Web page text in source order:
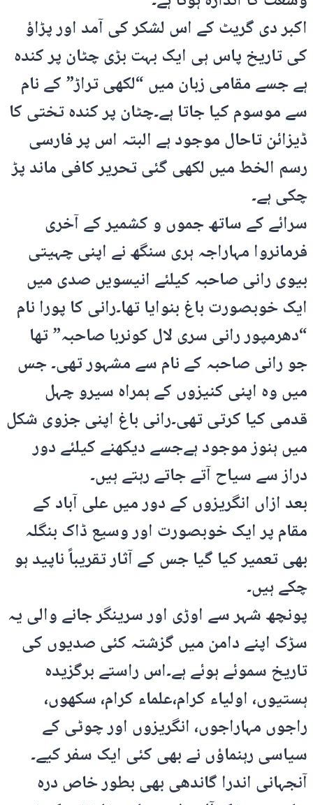
اکبر دی گریٹ کے اس لشکر کی آمد اور پڑاؤ
کی تاریخ پاس ہی ایک بہت بڑی چٹان پر کندہ
ہے جسے مقامی زبان میں “لکھی تراڑ” کے نام
سے موسوم کیا جاتا ہے۔چٹان پر کندہ تختی کا
ڈیزائن تاحال موجود ہے البتہ اس پر فارسی
رسم الخط میں لکھی گئی تحریر کافی ماند پڑ
چکی ہے۔
سرائے کے ساتھ جموں و کشمیر کے آخری
فرمانروا مہاراجہ ہری سنگھ نے اپنی چہیتی
بیوی رانی صاحبہ کیلئے انیسویں صدی میں
ایک خوبصورت باغ بنوایا تھا۔رانی کا پورا نام
“دھرمپور رانی سری لال کونربا صاحبہ” تھا
جو رانی صاحبہ کے نام سے مشہور تھی۔ جس
میں وہ اپنی کنیزوں کے ہمراہ سیرو چہل
قدمی کیا کرتی تھی۔رانی باغ اپنی جزوی شکل
میں ہنوز موجود ہےجسے دیکھنے کیلئے دور
دراز سے سیاح آتے جاتے رہتے ہیں۔
بعد ازاں انگریزوں کے دور میں علی آباد کے
مقام پر ایک خوبصورت اور وسیع ڈاک بنگلہ
بھی تعمیر کیا گیا جس کے آثار تقریباً ناپید ہو
چکے ہیں۔
پونچھ شہر سے اوڑی اور سرینگر جانے والی یہ
سڑک اپنے دامن میں گزشتہ کئی صدیوں کی
تاریخ سموئے ہوئے ہے۔اس راستے برگزیدہ
ہستیوں، اولیاء کرام،علماء کرام، سکھوں،
راجوں مہاراجوں، انگریزوں اور چوٹی کے
سیاسی رہنماؤں نے بھی کئی ایک سفر کیے۔
آنجہانی اندرا گاندھی بھی بطور خاص درہ